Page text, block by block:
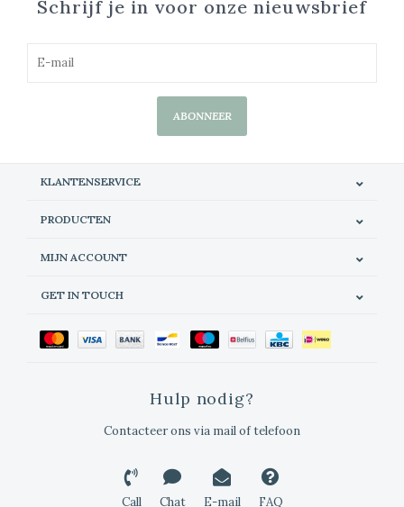
Schrijf je in voor onze nieuwsbrief
ABONNEER
KLANTENSERVICE
PRODUCTEN
MIJN ACCOUNT
GET IN TOUCH
Hulp nodig?
Contacteer ons via mail of telefoon
Call Chat E-mail FAQ